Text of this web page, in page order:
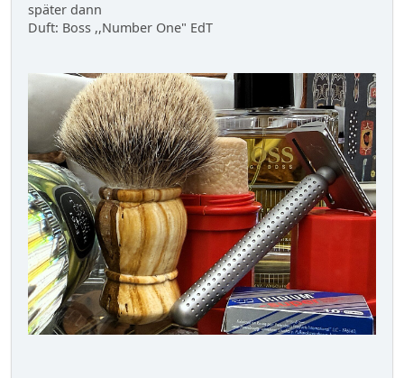
später dann
Duft: Boss ,,Number One" EdT